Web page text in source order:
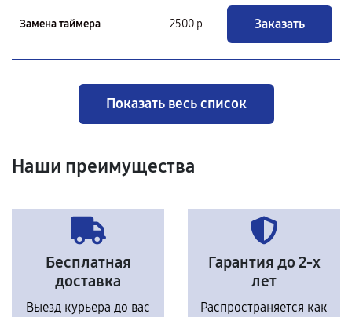
Замена таймера 2500 р Заказать
Показать весь список
Наши преимущества
Бесплатная
доставка
Выезд курьера до вас
Гарантия до 2-х
лет
Распространяется как